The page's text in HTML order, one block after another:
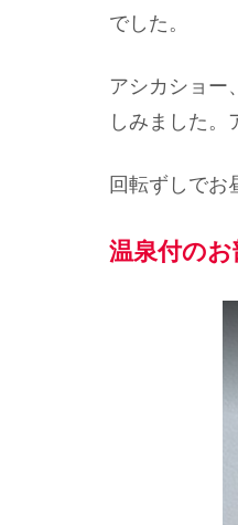
でした。
アシカショー
しみました。
回転ずしでお
温泉付のお